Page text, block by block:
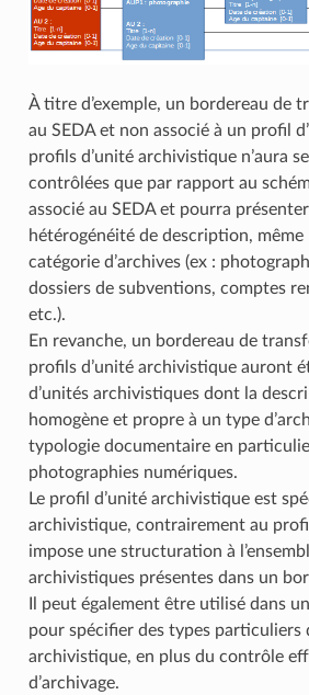
À titre d’exemple, un bordereau de
au SEDA et non associé à un profil
profils d’unité archivistique n’aura
contrôlées que par rapport au
associé au SEDA et pourra
hétérogénéité de description, même
catégorie d’archives (ex :
dossiers de subventions, comptes
etc.).
En revanche, un bordereau de
profils d’unité archivistique auront
d’unités archivistiques dont la
homogène et propre à un type
typologie documentaire en
photographies numériques.
Le profil d’unité archivistique est
archivistique, contrairement au
impose une structuration à
archivistiques présentes dans un
Il peut également être utilisé dans
pour spécifier des types particuliers
archivistique, en plus du contrôle
d’archivage.